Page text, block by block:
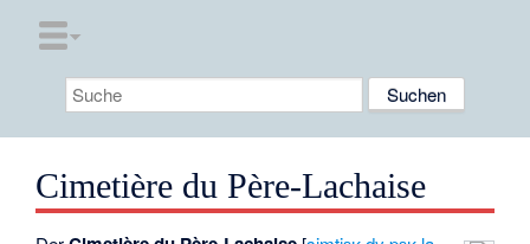
Cimetière du Père-Lachaise